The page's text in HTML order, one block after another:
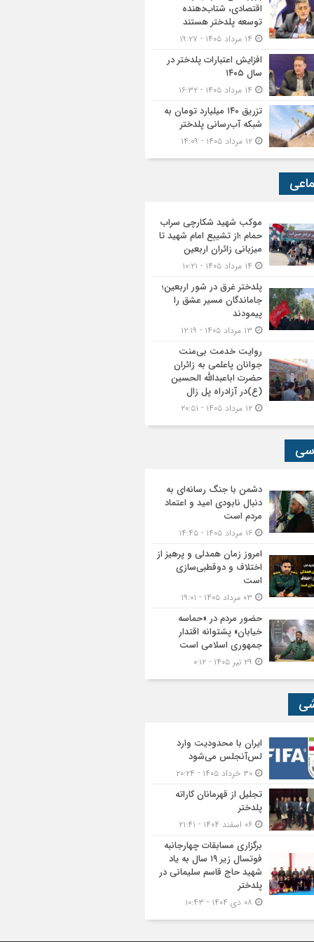
اقتصادی، شتاب‌دهنده
توسعه پلدختر هستند
افزایش اعتبارات پلدختر در
سال ۱۴۰۵
تزریق ۱۴۰ میلیارد تومان به
شبکه آب‌رسانی پلدختر
موکب شهید شکارچی سراب
حمام ؛از تشییع امام شهید تا
میزبانی زائران اربعین
پلدختر غرق در شور اربعین؛
جاماندگان مسیر عشق را
پیمودند
روایت خدمت بی‌منت
جوانان پاعلمی به زائران
حضرت اباعبدالله الحسین
(ع)در آزادراه پل زال
دشمن با جنگ رسانه‌ای به
دنبال نابودی امید و اعتماد
مردم است
امروز زمان همدلی و پرهیز از
اختلاف و دوقطبی‌سازی
است
حضور مردم در «حماسه
خیابان» پشتوانه اقتدار
جمهوری اسلامی است
ایران با محدودیت وارد
لس‌آنجلس می‌شود
تجلیل از قهرمانان کاراته
پلدختر
برگزاری مسابقات چهارجانبه
فوتسال زیر ۱۹ سال به یاد
شهید حاج قاسم سلیمانی در
پلدختر